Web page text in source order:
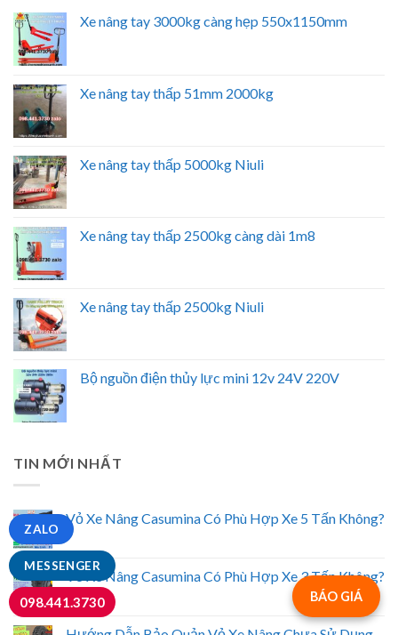
Xe nâng tay 3000kg càng hẹp 550x1150mm
Xe nâng tay thấp 51mm 2000kg
Xe nâng tay thấp 5000kg Niuli
Xe nâng tay thấp 2500kg càng dài 1m8
Xe nâng tay thấp 2500kg Niuli
Bộ nguồn điện thủy lực mini 12v 24V 220V
TIN MỚI NHẤT
Vỏ Xe Nâng Casumina Có Phù Hợp Xe 5 Tấn Không?
Vỏ Xe Nâng Casumina Có Phù Hợp Xe 3 Tấn Không?
BÁO GIÁ
MESSENGER
ZALO
098.441.3730